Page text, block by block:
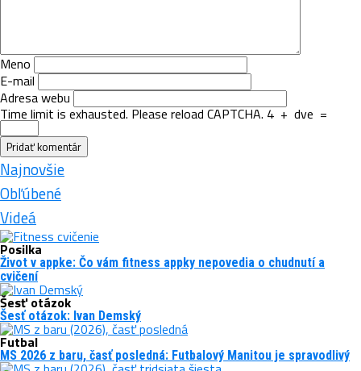
Meno
E-mail
Adresa webu
Time limit is exhausted. Please reload CAPTCHA.4+ dve =
Najnovšie
Obľúbené
Videá
Posilka
Život v appke: Čo vám fitness appky nepovedia o chudnutí a
cvičení
Šesť otázok
Šesť otázok: Ivan Demský
Futbal
MS 2026 z baru, časť posledná: Futbalový Manitou je spravodlivý